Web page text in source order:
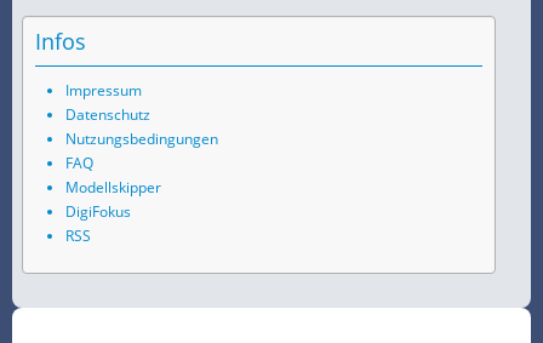
Infos
Impressum
Datenschutz
Nutzungsbedingungen
FAQ
Modellskipper
DigiFokus
RSS